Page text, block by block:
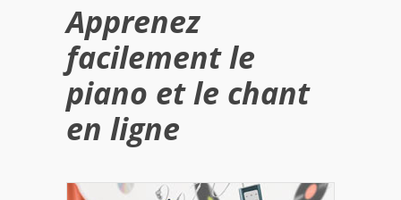
Apprenez
facilement le
piano et le chant
en ligne